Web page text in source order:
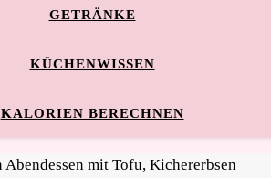
GETRÄNKE
KÜCHENWISSEN
KALORIEN BERECHNEN